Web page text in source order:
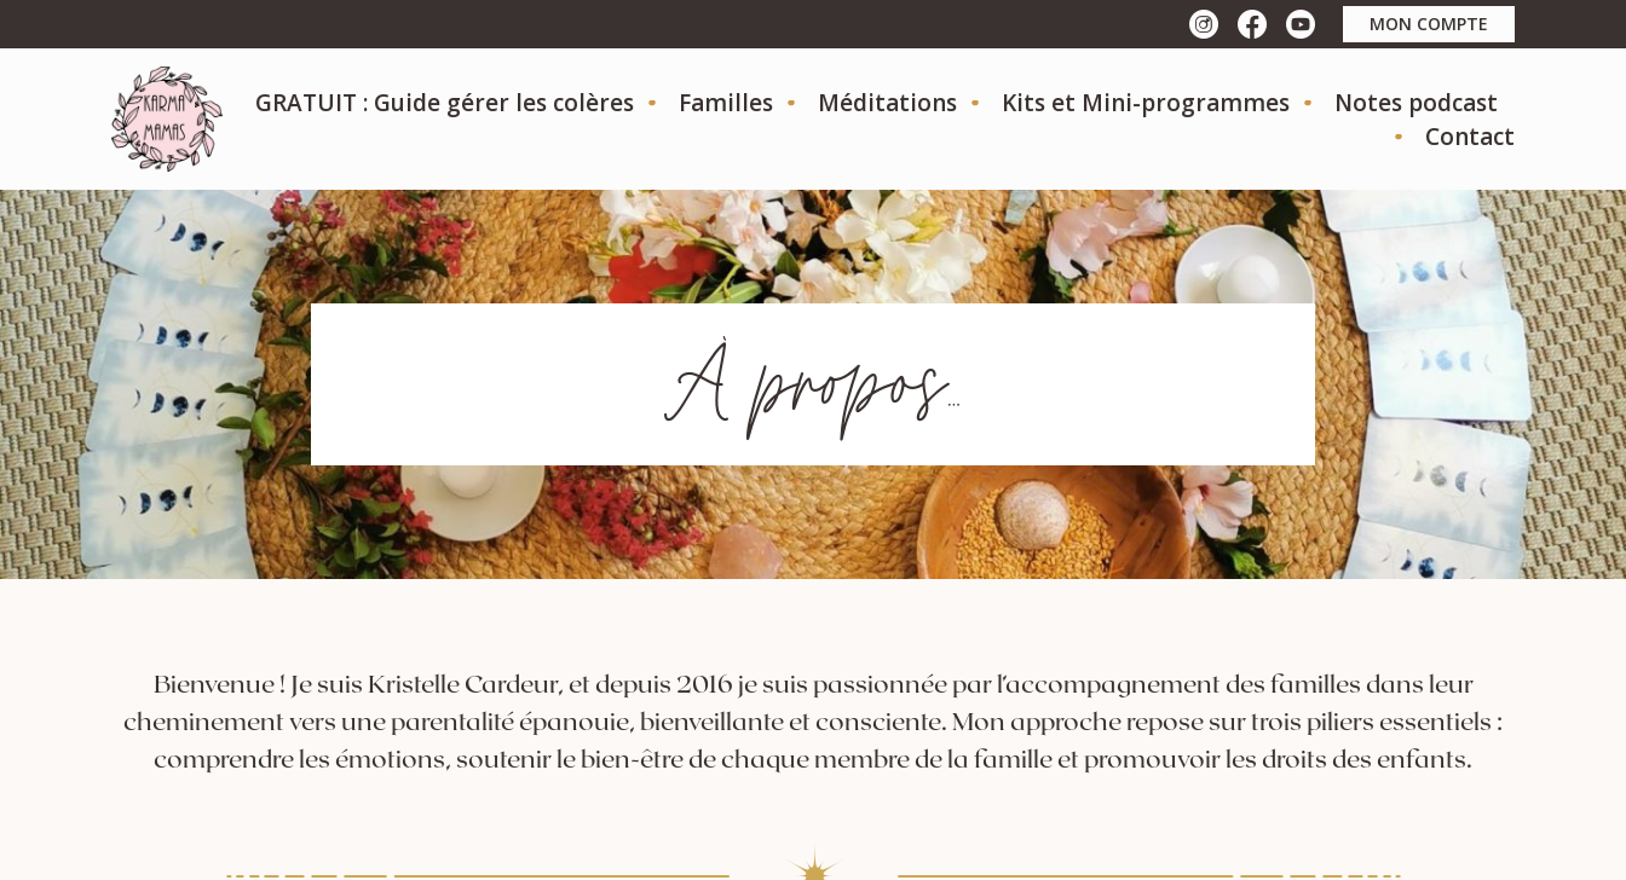
MON COMPTE
GRATUIT : Guide gérer les colères Familles Méditations Kits et Mini-programmes
Notes podcast
Contact
À propos…
Bienvenue ! Je suis Kristelle Cardeur, et depuis 2016 je suis passionnée par l’accompagnement des familles dans leur
cheminement vers une parentalité épanouie, bienveillante et consciente. Mon approche repose sur trois piliers essentiels :
comprendre les émotions, soutenir le bien-être de chaque membre de la famille et promouvoir les droits des enfants.